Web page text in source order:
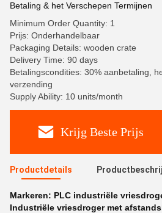
Betaling & het Verschepen Termijnen
Minimum Order Quantity: 1
Prijs: Onderhandelbaar
Packaging Details: wooden crate
Delivery Time: 90 days
Betalingscondities: 30% aanbetaling,
verzending
Supply Ability: 10 units/month
Krijg Beste Prijs
Productdetails
Markeren: PLC industriële
Industriële vriesdroger met